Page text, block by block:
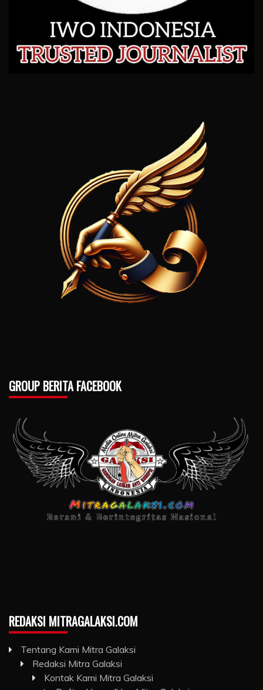
GROUP BERITA FACEBOOK
REDAKSI MITRAGALAKSI.COM
Tentang Kami Mitra Galaksi
Redaksi Mitra Galaksi
Kontak Kami Mitra Galaksi